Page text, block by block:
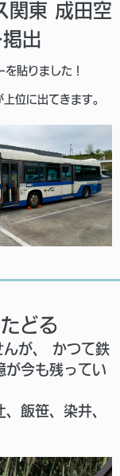
東 成田空
出
貼りました！
位に出てきます。
どる
んが、 かつて鉄
が今も残ってい
飯笹、染井、